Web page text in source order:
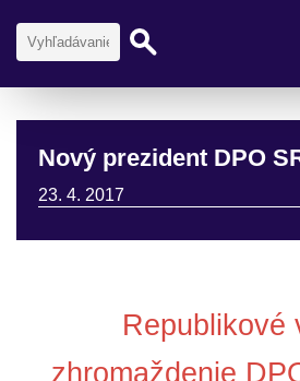
Nový prezident DPO
23. 4. 2017
Republikové
zhromaždenie